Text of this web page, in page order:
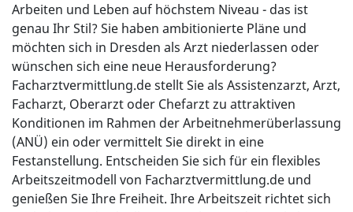
Arbeiten und Leben auf höchstem Niveau - das ist
genau Ihr Stil? Sie haben ambitionierte Pläne und
möchten sich in Dresden als Arzt niederlassen oder
wünschen sich eine neue Herausforderung?
Facharztvermittlung.de stellt Sie als Assistenzarzt, Arzt,
Facharzt, Oberarzt oder Chefarzt zu attraktiven
Konditionen im Rahmen der Arbeitnehmerüberlassung
(ANÜ) ein oder vermittelt Sie direkt in eine
Festanstellung. Entscheiden Sie sich für ein flexibles
Arbeitszeitmodell von Facharztvermittlung.de und
genießen Sie Ihre Freiheit. Ihre Arbeitszeit richtet sich